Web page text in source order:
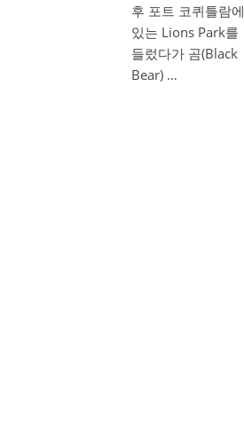
후 포트 코퀴틀람에
있는 Lions Park를
들렀다가 곰(Black
Bear) …